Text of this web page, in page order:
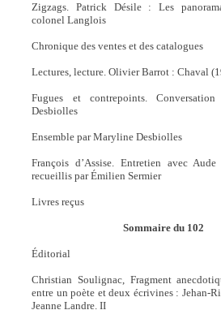
Zigzags. Patrick Désile : Les
colonel Langlois
Chronique des ventes et des catalogues
Lectures, lecture. Olivier Barrot : Chaval
Fugues et contrepoints.
Desbiolles
Ensemble par Maryline Desbiolles
François d’Assise. Entretien avec
recueillis par Émilien Sermier
Livres reçus
Sommaire du 102
Éditorial
Christian Soulignac, Fragment
entre un poète et deux écrivines : Jehan-
Jeanne Landre. II